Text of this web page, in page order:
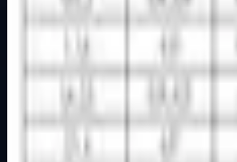
kupovine.
Kratak pregled
Šifra artikla: 9100212 Namjena:
prekidači se koriste kao zaštitni
priključenje motora izmjenične st…